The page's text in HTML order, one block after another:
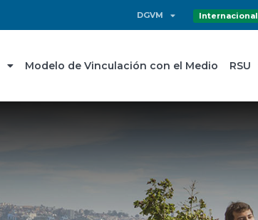
DGVM Internacional
Modelo de Vinculación con el Medio RSU